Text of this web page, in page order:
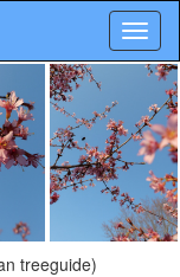
treeguide)